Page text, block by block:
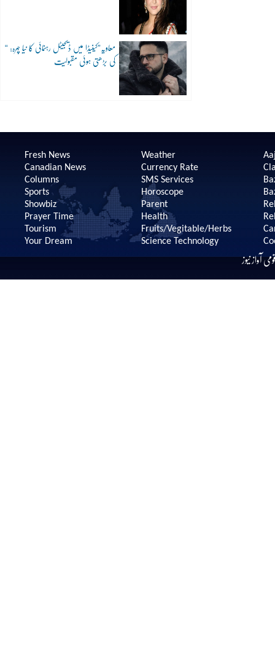
“معاویہ”کینیڈا میں ڈیجیٹل رہنمائی کا نیا چہرہ:
کی بڑھتی ہوئی مقبولیت
Fresh News
Canadian News
Columns
Sports
Showbiz
Prayer Time
Tourism
Your Dream
Weather
Currency Rate
SMS Services
Horoscope
Parent
Health
Fruits/Vegitable/Herbs
Science Technology